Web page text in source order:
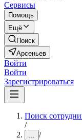
Сервисы
Помощь
Ещё
Поиск
Арсеньев
Войти
Войти
Зарегистрироваться
Поиск
/
... /